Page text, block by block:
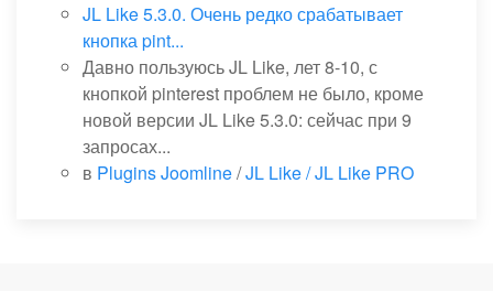
JL Like 5.3.0. Очень редко срабатывает
кнопка pint...
Давно пользуюсь JL Like, лет 8-10, с
кнопкой pinterest проблем не было, кроме
новой версии JL Like 5.3.0: сейчас при 9
запросах...
в Plugins Joomline/JL Like / JL Like PRO